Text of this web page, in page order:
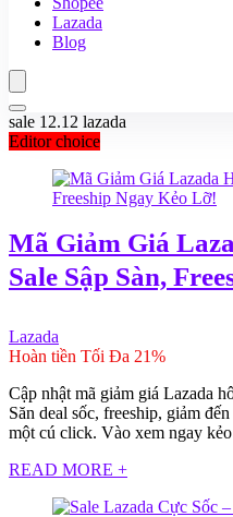
Lazada
Blog
sale 12.12 lazada
Editor choice
Mã Giảm Giá
Sale Sập Sàn,
Lazada
Hoàn tiền Tối Đa 21%
Cập nhật mã giảm giá Lazada
Săn deal sốc, freeship, giảm
một cú click. Vào xem ngay
READ MORE +